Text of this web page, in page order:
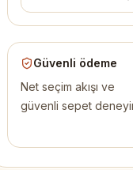
Güvenli ödeme
Net seçim akışı ve
güvenli sepet